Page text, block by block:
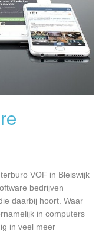
VOF in Bleiswijk
bedrijven
daarbij hoort. Waar
in computers
in veel meer